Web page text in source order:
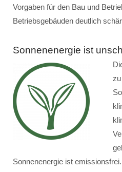
Vorgaben für den Bau und
Betriebsgebäuden deutlich
Sonnenenergie ist
Sonnenenergie ist